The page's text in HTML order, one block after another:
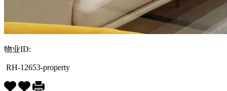
物业ID:
RH-12653-property